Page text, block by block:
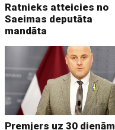
Ratnieks atteicies no
Saeimas deputāta
mandāta
Premjers uz 30 dienām